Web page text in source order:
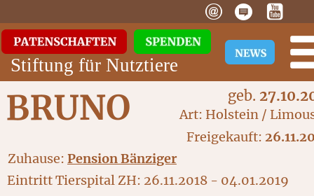
Freigekauft:
Eintritt Tierspital ZH: 26.11.2018 - 04.01.2019
Zuhause:
geb.
Art: Holstein /
Pension Bänziger
Stiftung für Nutztiere